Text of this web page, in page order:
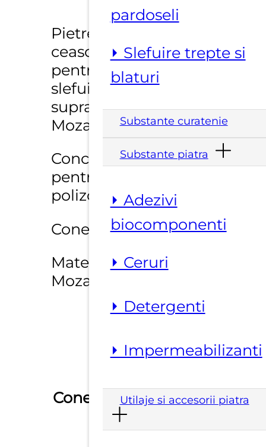
pardoseli
⏵ Slefuire trepte si
blaturi
Substante curatenie
Substante piatra
⏵ Adezivi
biocomponenti
⏵ Ceruri
⏵ Detergenti
⏵ Impermeabilizanti
Utilaje si accesorii piatra
Pietrele abrazive tip
ceasca sunt concepute
pentru degrosarea si
slefuirea la uscat a
suprafetelor din Granit,
Mozaic, Marmura, Beton,
Concepute special
pentru fi utilizate cu
polizoare unghiulare
Conexiune : filet M14
Materiale : Beton,
Mozaic, Granit, Marmura
ConexiuneM14